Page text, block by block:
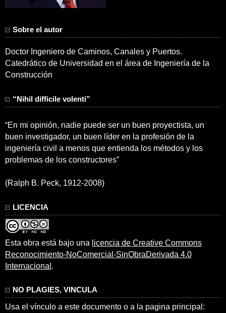
Sobre el autor
Doctor Ingeniero de Caminos, Canales y Puertos.
Catedrático de Universidad en el área de Ingeniería de la
Construcción
“Nihil difficile volenti”
“En mi opinión, nadie puede ser un buen proyectista, un
buen investigador, un buen líder en la profesión de la
ingeniería civil a menos que entienda los métodos y los
problemas de los constructores”
(Ralph B. Peck, 1912-2008)
LICENCIA
Esta obra está bajo una licencia de Creative Commons
Reconocimiento-NoComercial-SinObraDerivada 4.0
Internacional .
NO PLAGIES, VINCULA
Usa el vínculo a este documento o a la pagina principal: